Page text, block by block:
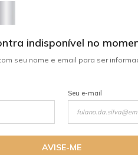
indisponível no
seu nome e email para ser
Seu e-mail
AVISE-ME